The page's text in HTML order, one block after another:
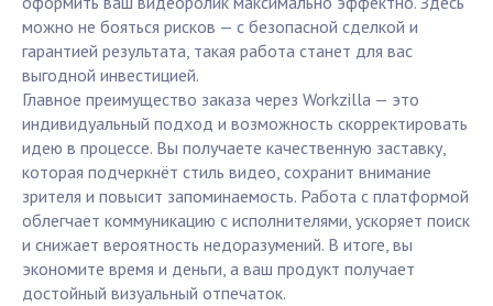
можно не бояться рисков — с безопасной сделкой и
гарантией результата, такая работа станет для вас
выгодной инвестицией.
Главное преимущество заказа через Workzilla — это
индивидуальный подход и возможность скорректировать
идею в процессе. Вы получаете качественную заставку,
которая подчеркнёт стиль видео, сохранит внимание
зрителя и повысит запоминаемость. Работа с платформой
облегчает коммуникацию с исполнителями, ускоряет поиск
и снижает вероятность недоразумений. В итоге, вы
экономите время и деньги, а ваш продукт получает
достойный визуальный отпечаток.